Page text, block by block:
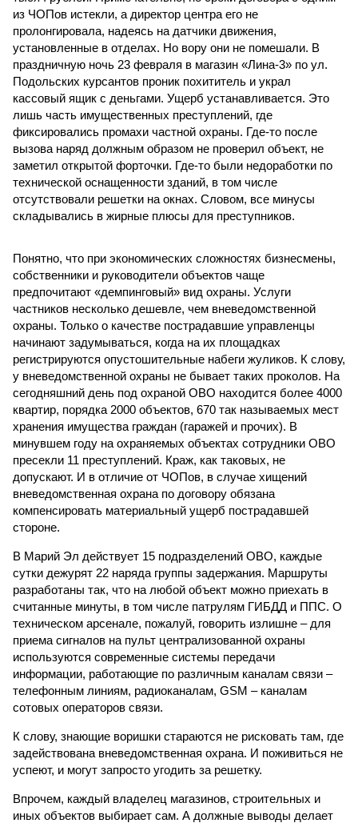
из ЧОПов истекли, а директор центра его не
пролонгировала, надеясь на датчики движения,
установленные в отделах. Но вору они не помешали. В
праздничную ночь 23 февраля в магазин «Лина-3» по ул.
Подольских курсантов проник похититель и украл
кассовый ящик с деньгами. Ущерб устанавливается. Это
лишь часть имущественных преступлений, где
фиксировались промахи частной охраны. Где-то после
вызова наряд должным образом не проверил объект, не
заметил открытой форточки. Где-то были недоработки по
технической оснащенности зданий, в том числе
отсутствовали решетки на окнах. Словом, все минусы
складывались в жирные плюсы для преступников.
Понятно, что при экономических сложностях бизнесмены,
собственники и руководители объектов чаще
предпочитают «демпинговый» вид охраны. Услуги
частников несколько дешевле, чем вневедомственной
охраны. Только о качестве пострадавшие управленцы
начинают задумываться, когда на их площадках
регистрируются опустошительные набеги жуликов. К слову,
у вневедомственной охраны не бывает таких проколов. На
сегодняшний день под охраной ОВО находится более 4000
квартир, порядка 2000 объектов, 670 так называемых мест
хранения имущества граждан (гаражей и прочих). В
минувшем году на охраняемых объектах сотрудники ОВО
пресекли 11 преступлений. Краж, как таковых, не
допускают. И в отличие от ЧОПов, в случае хищений
вневедомственная охрана по договору обязана
компенсировать материальный ущерб пострадавшей
стороне.
В Марий Эл действует 15 подразделений ОВО, каждые
сутки дежурят 22 наряда группы задержания. Маршруты
разработаны так, что на любой объект можно приехать в
считанные минуты, в том числе патрулям ГИБДД и ППС. О
техническом арсенале, пожалуй, говорить излишне – для
приема сигналов на пульт централизованной охраны
используются современные системы передачи
информации, работающие по различным каналам связи –
телефонным линиям, радиоканалам, GSM – каналам
сотовых операторов связи.
К слову, знающие воришки стараются не рисковать там, где
задействована вневедомственная охрана. И поживиться не
успеют, и могут запросто угодить за решетку.
Впрочем, каждый владелец магазинов, строительных и
иных объектов выбирает сам. А должные выводы делает